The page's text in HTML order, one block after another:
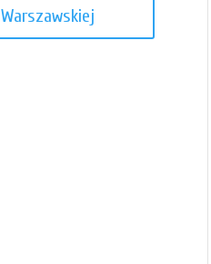
Warszawskiej